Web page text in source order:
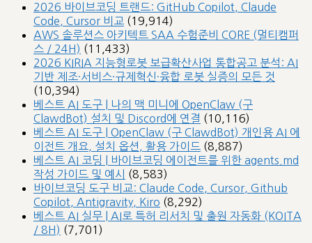
2026 바이브코딩 트랜드: GitHub Copilot, Claude
Code, Cursor 비교 (19,914)
AWS 솔루션스 아키텍트 SAA 수험준비 CORE (멀티캠퍼
스 / 24H) (11,433)
2026 KIRIA 지능형로봇 보급확산사업 통합공고 분석: AI
기반 제조·서비스·규제혁신·융합 로봇 실증의 모든 것
(10,394)
베스트 AI 도구 | 나의 맥 미니에 OpenClaw (구
ClawdBot) 설치 및 Discord에 연결 (10,116)
베스트 AI 도구 | OpenClaw (구 ClawdBot) 개인용 AI 에
이전트 개요, 설치 옵션, 활용 가이드 (8,887)
베스트 AI 코딩 | 바이브코딩 에이전트를 위한 agents.md
작성 가이드 및 예시
(8,583)
바이브코딩 도구 비교: Claude Code, Cursor, Github
Copilot, Antigravity, Kiro (8,292)
베스트 AI 실무 | AI로 특허 리서치 및 출원 자동화 (KOITA
/ 8H) (7,701)